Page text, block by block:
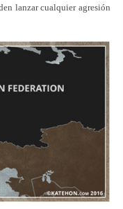
lanzar cualquier agresión